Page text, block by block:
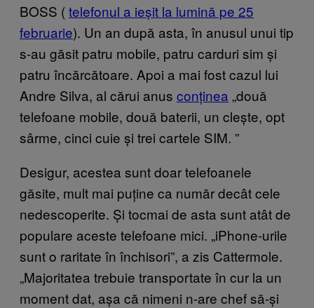
BOSS (telefonul a ieșit la lumină pe 25
februarie). Un an după asta, în anusul unui tip
s-au găsit patru mobile, patru carduri sim și
patru încărcătoare. Apoi a mai fost cazul lui
Andre Silva, al cărui anus conținea „două
telefoane mobile, două baterii, un clește, opt
sârme, cinci cuie și trei cartele SIM. ”
Desigur, acestea sunt doar telefoanele
găsite, mult mai puține ca număr decât cele
nedescoperite. Și tocmai de asta sunt atât de
populare aceste telefoane mici. „iPhone-urile
sunt o raritate în închisori”, a zis Cattermole.
„Majoritatea trebuie transportate în cur la un
moment dat, așa că nimeni n-are chef să-și